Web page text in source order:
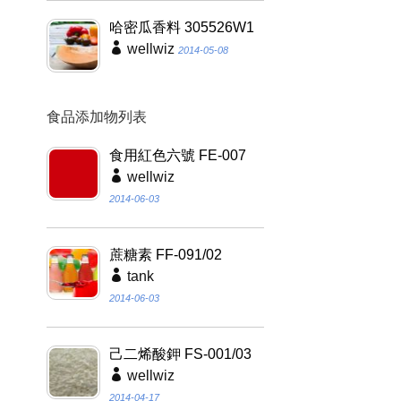
哈密瓜香料 305526W1
wellwiz 2014-05-08
食品添加物列表
食用紅色六號 FE-007
wellwiz
2014-06-03
蔗糖素 FF-091/02
tank
2014-06-03
己二烯酸鉀 FS-001/03
wellwiz
2014-04-17